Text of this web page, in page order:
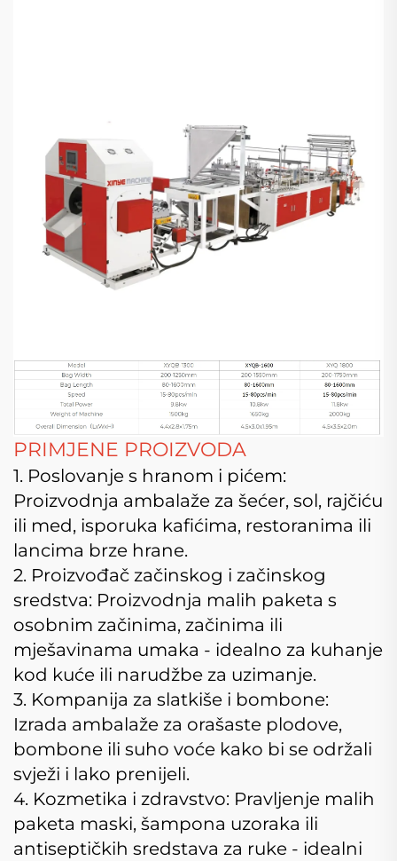
PRIMJENE PROIZVODA
1. Poslovanje s hranom i pićem:
Proizvodnja ambalaže za šećer, sol, rajčiću
ili med, isporuka kafićima, restoranima ili
lancima brze hrane.
2. Proizvođač začinskog i začinskog
sredstva: Proizvodnja malih paketa s
osobnim začinima, začinima ili
mješavinama umaka - idealno za kuhanje
kod kuće ili narudžbe za uzimanje.
3. Kompanija za slatkiše i bombone:
Izrada ambalaže za orašaste plodove,
bombone ili suho voće kako bi se održali
svježi i lako prenijeli.
4. Kozmetika i zdravstvo: Pravljenje malih
paketa maski, šampona uzoraka ili
antiseptičkih sredstava za ruke - idealni